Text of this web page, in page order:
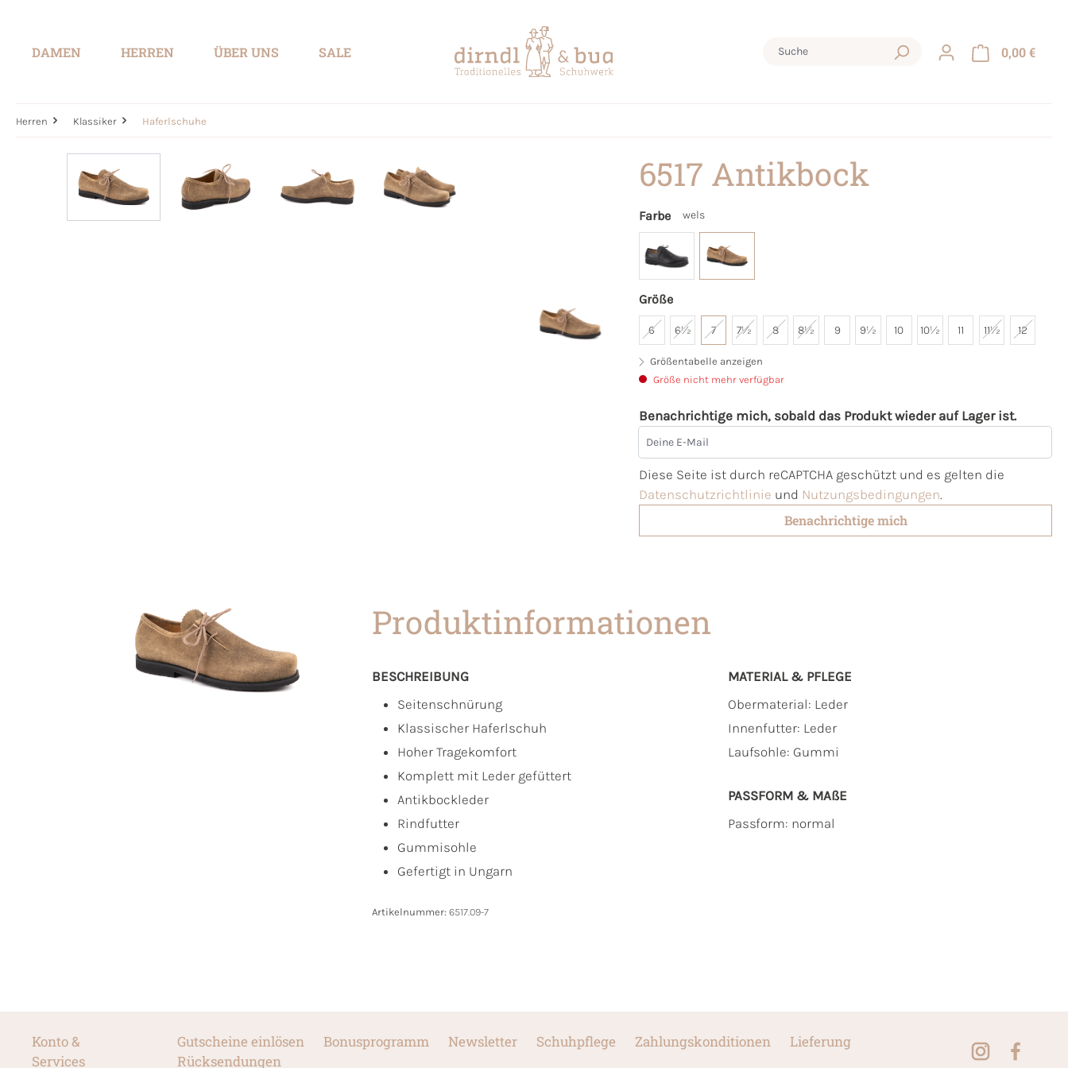
DAMEN HERREN ÜBER UNS SALE 0,00 €
Herren Klassiker Haferlschuhe
6517 Antikbock
Farbe wels
Größe
6 6½ 7 7½ 8 8½ 9 9½ 10 10½ 11 11½ 12
Größentabelle anzeigen
Größe nicht mehr verfügbar
Benachrichtige mich, sobald das Produkt wieder auf Lager ist.
Deine E-Mail
Diese Seite ist durch reCAPTCHA geschützt und es gelten die
Datenschutzrichtlinie und Nutzungsbedingungen.
Benachrichtige mich
Produktinformationen
BESCHREIBUNG
Seitenschnürung
Klassischer Haferlschuh
Hoher Tragekomfort
Komplett mit Leder gefüttert
Antikbockleder
Rindfutter
Gummisohle
Gefertigt in Ungarn
MATERIAL & PFLEGE
Obermaterial: Leder
Innenfutter: Leder
Laufsohle: Gummi
PASSFORM & MAẞE
Passform: normal
Artikelnummer: 6517.09-7
Konto &
Services
Gutscheine einlösen Bonusprogramm Newsletter Schuhpflege Zahlungskonditionen
Lieferung
Rücksendungen